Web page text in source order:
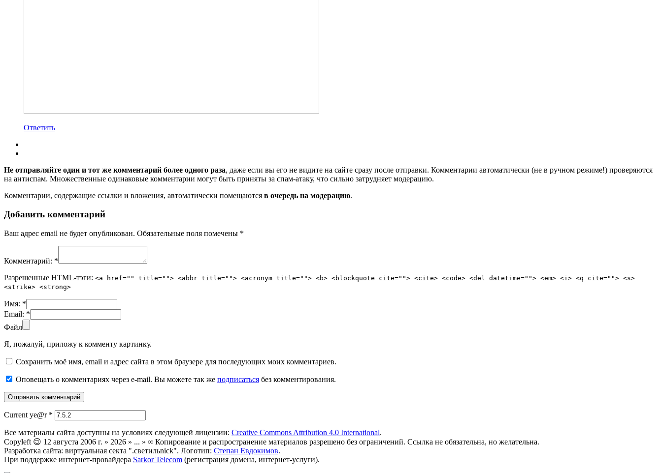
Ответить
Не отправляйте один и тот же комментарий более одного раза, даже если вы его не видите на сайте сразу после отправки. Комментарии автоматически (не в ручном режиме!) проверяются
на антиспам. Множественные одинаковые комментарии могут быть приняты за спам-атаку, что сильно затрудняет модерацию.
Комментарии, содержащие ссылки и вложения, автоматически помещаются в очередь на модерацию.
Добавить комментарий
Ваш адрес email не будет опубликован. Обязательные поля помечены *
Комментарий: *
Разрешенные HTML-тэги: <a href="" title=""> <abbr title=""> <acronym title=""> <b> <blockquote cite=""> <cite> <code> <del datetime=""> <em> <i> <q cite=""> <s>
<strike> <strong>
Имя: *
Email: *
Файл
Я, пожалуй, приложу к комменту картинку.
Сохранить моё имя, email и адрес сайта в этом браузере для последующих моих комментариев.
Оповещать о комментариях через e-mail. Вы можете так же подписаться без комментирования.
Current ye@r *
Все материалы сайта доступны на условиях следующей лицензии: Creative Commons Attribution 4.0 International.
Copyleft 😉 12 августа 2006 г. » 2026 » ... » ∞ Копирование и распространение материалов разрешено без ограничений. Ссылка не обязательна, но желательна.
Разработка сайта: виртуальная секта ".светильnick". Логотип: Степан Евдокимов.
При поддержке интернет-провайдера Sarkor Telecom (регистрация домена, интернет-услуги).